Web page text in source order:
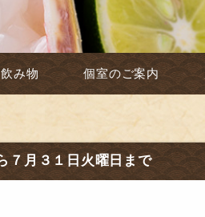
み物 個室のご案内
７月３１日火曜日まで